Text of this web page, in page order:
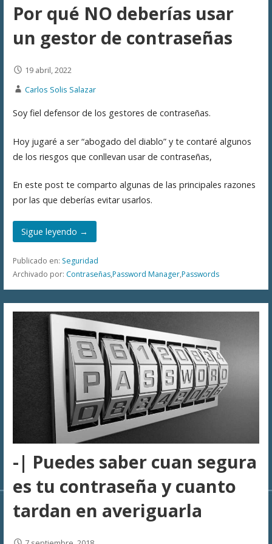
Por qué NO deberías usar
un gestor de contraseñas
19 abril, 2022
Carlos Solis Salazar
Soy fiel defensor de los gestores de contraseñas.
Hoy jugaré a ser “abogado del diablo” y te contaré algunos
de los riesgos que conllevan usar de contraseñas,
En este post te comparto algunas de las principales razones
por las que deberías evitar usarlos.
Sigue leyendo →
Publicado en: Seguridad
Archivado por: Contraseñas,Password Manager,Passwords
-| Puedes saber cuan segura
es tu contraseña y cuanto
tardan en averiguarla